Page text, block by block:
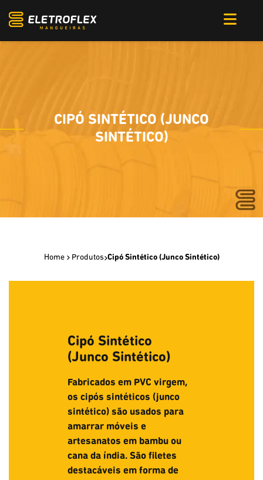
CIPÓ SINTÉTICO (JUNCO
SINTÉTICO)
Home Produtos Cipó Sintético (Junco Sintético)
Cipó Sintético
(Junco Sintético)
Fabricados em PVC virgem,
os cipós sintéticos (junco
sintético) são usados para
amarrar móveis e
artesanatos em bambu ou
cana da índia. São filetes
destacáveis em forma de